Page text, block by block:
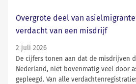
Overgrote deel van
verdacht van een misdrijf
2 juli 2026
De cijfers tonen aan dat de misdrijven
Nederland, niet bovenmatig veel door
gepleegd. Van alle